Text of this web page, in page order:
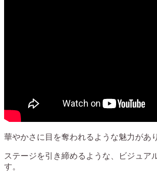
華やかさに目を奪われるような魅力があ
ステージを引き締めるような、ビジュア
す。